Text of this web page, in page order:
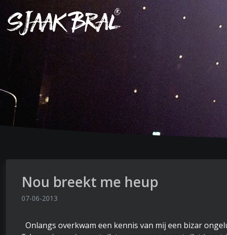
Nou breekt me heup
07-06-2013
Onlangs overkwam een kennis van mij een bizar